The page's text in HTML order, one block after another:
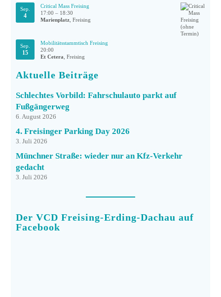
Sep.
4
Critical Mass Freising
17:00 – 18:30
Marienplatz , Freising
Sep.
15
Mobilitätsstammtisch Freising
20:00
Et Cetera , Freising
Aktuelle Beiträge
Schlechtes Vorbild: Fahrschulauto parkt auf
Fußgängerweg
6. August 2026
4. Freisinger Parking Day 2026
3. Juli 2026
Münchner Straße: wieder nur an Kfz-Verkehr
gedacht
3. Juli 2026
Der VCD Freising-Erding-Dachau auf
Facebook